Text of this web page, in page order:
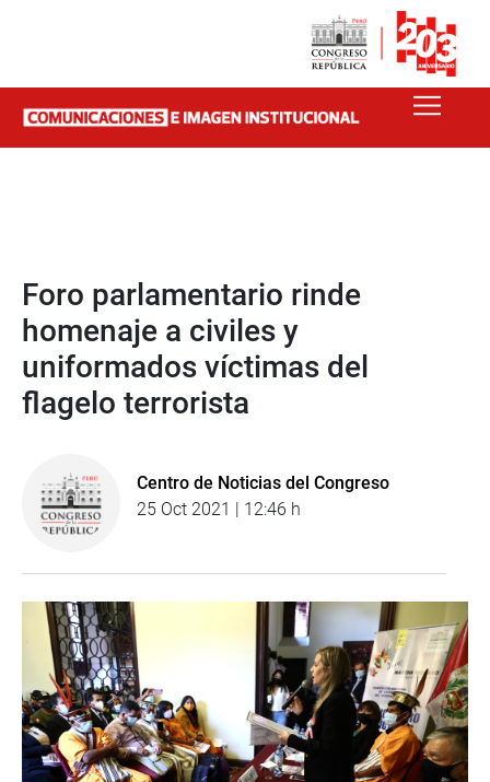
Foro parlamentario rinde
homenaje a civiles y
uniformados víctimas del
flagelo terrorista
Centro de Noticias del Congreso
25 Oct 2021 | 12:46 h